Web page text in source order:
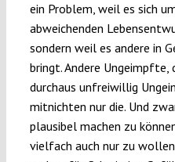
ein Problem, weil es sich
abweichenden
sondern weil es andere in
bringt. Andere Ungeimpfte,
durchaus unfreiwillig
mitnichten nur die. Und
plausibel machen zu
vielfach auch nur zu